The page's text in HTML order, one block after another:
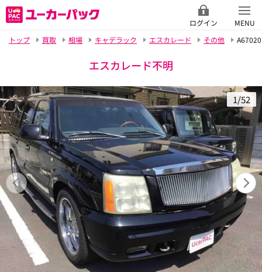
ログイン
MENU
トップ
買取 相場 キャデラック エスカレード その他 A67020
エスカレード不明
1/52